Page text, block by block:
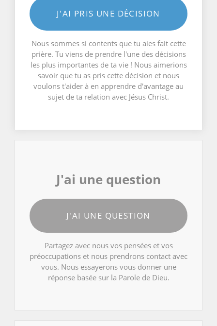
J'AI PRIS UNE DÉCISION
Nous sommes si contents que tu aies fait cette
prière. Tu viens de prendre l'une des décisions
les plus importantes de ta vie ! Nous aimerions
savoir que tu as pris cette décision et nous
voulons t'aider à en apprendre d'avantage au
sujet de ta relation avec Jésus Christ.
J'ai une question
J'AI UNE QUESTION
Partagez avec nous vos pensées et vos
préoccupations et nous prendrons contact avec
vous. Nous essayerons vous donner une
réponse basée sur la Parole de Dieu.